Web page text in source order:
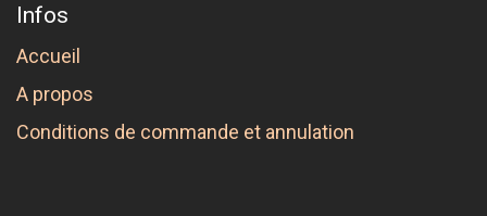
Infos
Accueil
A propos
Conditions de commande et annulation